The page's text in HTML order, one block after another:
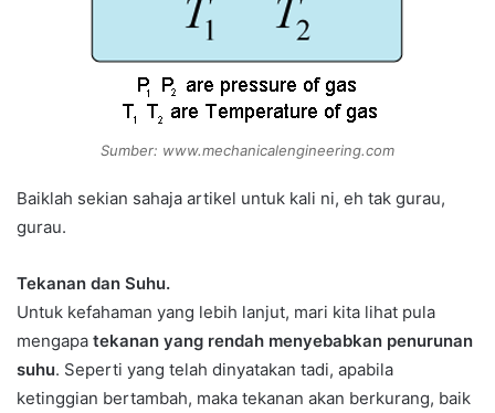
Sumber: www.mechanicalengineering.com
Baiklah sekian sahaja artikel untuk kali ni, eh tak gurau,
gurau.
Tekanan dan Suhu.
Untuk kefahaman yang lebih lanjut, mari kita lihat pula
mengapa tekanan yang rendah menyebabkan penurunan
suhu. Seperti yang telah dinyatakan tadi, apabila
ketinggian bertambah, maka tekanan akan berkurang, baik